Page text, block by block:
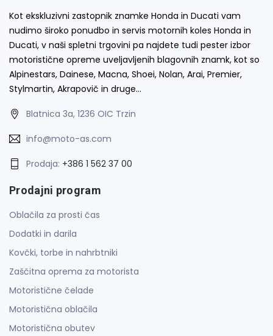
Kot ekskluzivni zastopnik znamke Honda in Ducati vam
nudimo široko ponudbo in servis motornih koles Honda in
Ducati, v naši spletni trgovini pa najdete tudi pester izbor
motoristične opreme uveljavljenih blagovnih znamk, kot so
Alpinestars, Dainese, Macna, Shoei, Nolan, Arai, Premier,
Stylmartin, Akrapovič in druge…
Blatnica 3a, 1236 OIC Trzin
info@moto-as.com
Prodaja: +386 1 562 37 00
Prodajni program
Oblačila za prosti čas
Dodatki in darila
Kovčki, torbe in nahrbtniki
Zaščitna oprema za motorista
Motoristične čelade
Motoristična oblačila
Motoristična obutev